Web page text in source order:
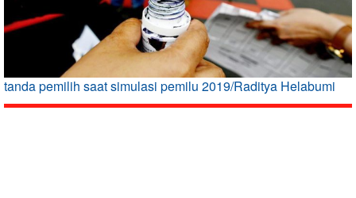
tanda pemilih saat simulasi pemilu 2019/Raditya Helabumi